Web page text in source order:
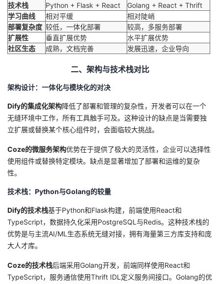
学
堂
我
课
程
的
认
证
我
的
实
我
的
藏
持
我
的
术
支
持
我
云
声
建
技术栈
Python + Flask + React
Golang + React + Thrift
学习曲线
相对平缓
相对陡峭
部署复杂度 较低，一体化部署
较高，多服务部署
扩展性
垂直扩展优势
水平扩展优势
社区生态
成熟，文档完善 发展迅速，企业导向
二、架构与技术栈对比
架构设计：一体化与模块化的对决
Dify的集成化架构降低了部署和管理的复杂性，开发者可以在一个
无缝环境中工作，所有工具触手可及。这种设计的缺点是当需要独
立扩展或替换某个核心组件时，会面临较大挑战。
Coze的微服务架构优势在于提供了极大的灵活性，企业可以选择性
使用组件或替换特定模块。缺点是显著增加了部署和运维的复杂
性。
技术栈：Python与Golang的较量
Dify的技术栈基于Python和Flask构建，前端使用React和
TypeScript，数据持久化采用PostgreSQL与Redis。这种技术栈的
优势是与主流AI/ML生态系统无缝对接，拥有海量第三方库支持和庞
大人才库。
Coze的技术栈后端采用Golang开发，前端同样使用React和
TypeScript，服务通信使用Thrift IDL定义服务间接口。Golang的优